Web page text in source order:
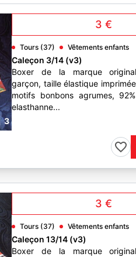
3
3 €
Tours (37) Vêtements enfants
Caleçon 3/14 (v3)
Boxer de la marque
garçon, taille élastique
motifs bonbons agrumes,
elasthanne...
3 €
Tours (37) Vêtements enfants
Caleçon 13/14 (v3)
Boxer de la marque